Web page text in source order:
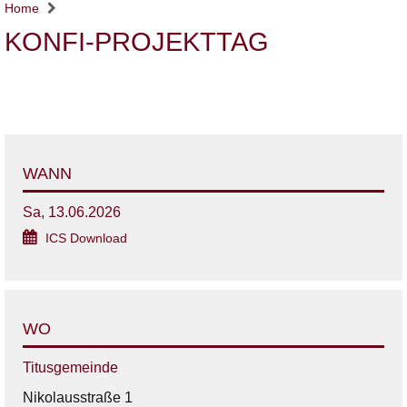
Home
KONFI-PROJEKTTAG
WANN
Sa, 13.06.2026
ICS Download
WO
Titusgemeinde
Nikolausstraße 1